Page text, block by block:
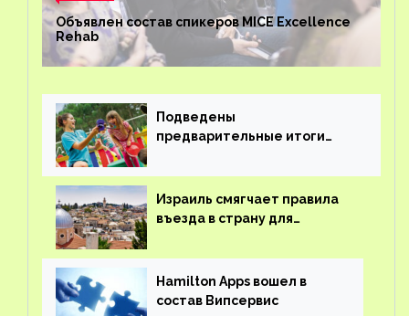
Объявлен состав спикеров MICE Excellence
Rehab
Подведены
предварительные итоги
Израиль смягчает правила
въезда в страну для
Hamilton Apps вошел в
состав Випсервис